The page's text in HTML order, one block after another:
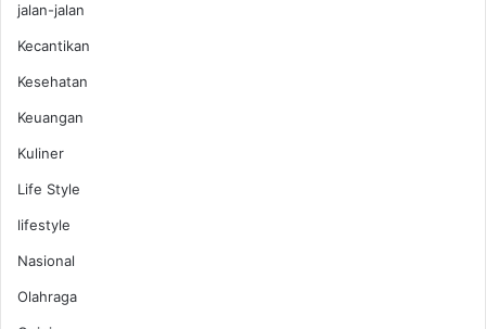
jalan-jalan
Kecantikan
Kesehatan
Keuangan
Kuliner
Life Style
lifestyle
Nasional
Olahraga